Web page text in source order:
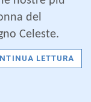
del
Celeste.
LETTURA